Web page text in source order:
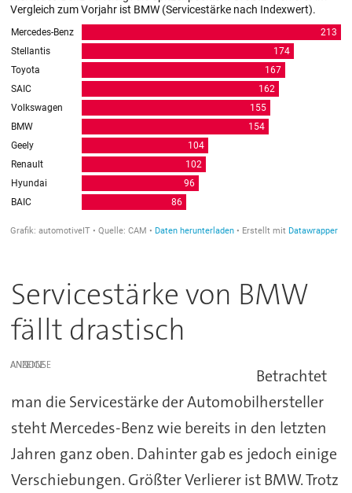
Servicestärke von BMW
fällt drastisch
ANZEIGE
Betrachtet
man die Servicestärke der Automobilhersteller
steht Mercedes-Benz wie bereits in den letzten
Jahren ganz oben. Dahinter gab es jedoch einige
Verschiebungen. Größter Verlierer ist BMW. Trotz